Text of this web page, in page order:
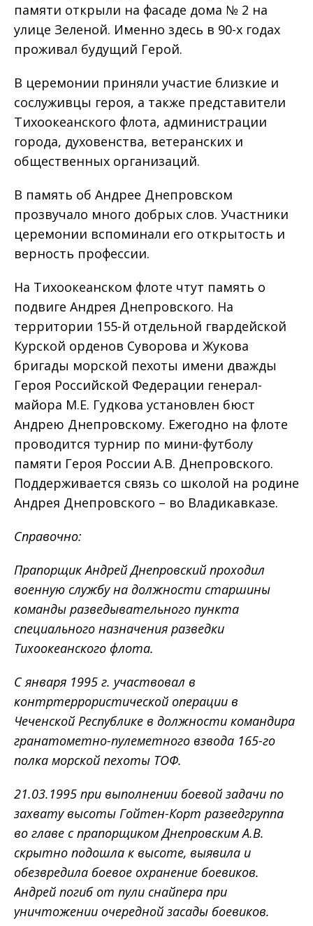
памяти открыли на фасаде дома № 2 на
улице Зеленой. Именно здесь в 90-х годах
проживал будущий Герой.
В церемонии приняли участие близкие и
сослуживцы героя, а также представители
Тихоокеанского флота, администрации
города, духовенства, ветеранских и
общественных организаций.
В память об Андрее Днепровском
прозвучало много добрых слов. Участники
церемонии вспоминали его открытость и
верность профессии.
На Тихоокеанском флоте чтут память о
подвиге Андрея Днепровского. На
территории 155-й отдельной гвардейской
Курской орденов Суворова и Жукова
бригады морской пехоты имени дважды
Героя Российской Федерации генерал-
майора М.Е. Гудкова установлен бюст
Андрею Днепровскому. Ежегодно на флоте
проводится турнир по мини-футболу
памяти Героя России А.В. Днепровского.
Поддерживается связь со школой на родине
Андрея Днепровского – во Владикавказе.
Справочно:
Прапорщик Андрей Днепровский проходил
военную службу на должности старшины
команды разведывательного пункта
специального назначения разведки
Тихоокеанского флота.
С января 1995 г. участвовал в
контртеррористической операции в
Чеченской Республике в должности командира
гранатометно-пулеметного взвода 165-го
полка морской пехоты ТОФ.
21.03.1995 при выполнении боевой задачи по
захвату высоты Гойтен-Корт разведгруппа
во главе с прапорщиком Днепровским А.В.
скрытно подошла к высоте, выявила и
обезвредила боевое охранение боевиков.
Андрей погиб от пули снайпера при
уничтожении очередной засады боевиков.